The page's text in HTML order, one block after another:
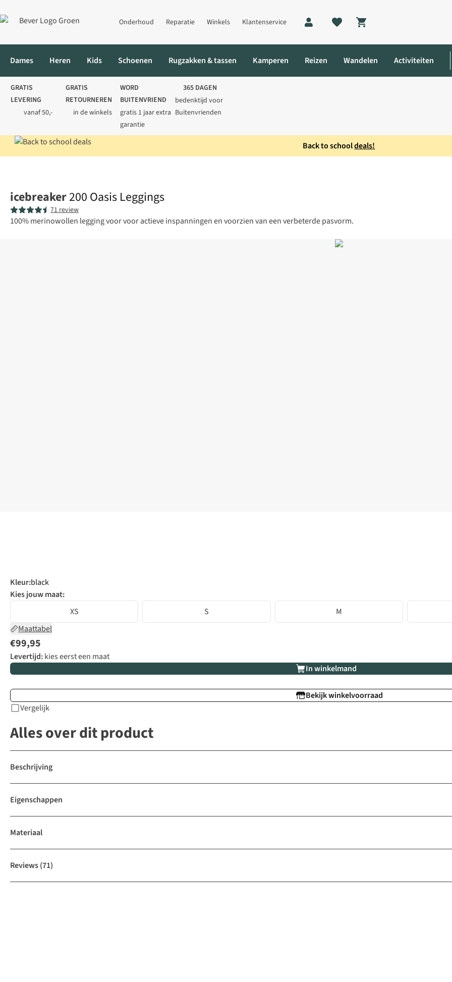
Onderhoud Reparatie Winkels Klantenservice
Shopping cart
Dames Heren Kids Schoenen Rugzakken & tassen Kamperen Reizen Wandelen Activiteiten
GRATIS
LEVERING
vanaf 50,-
GRATIS
RETOURNEREN
in de winkels
WORD
BUITENVRIEND
gratis 1 jaar extra
garantie
365 DAGEN
bedenktijd voor
Buitenvrienden
Back to schooldeals!
icebreaker200 Oasis Leggings
71 review
100% merinowollen legging voor voor actieve inspanningen en voorzien van een verbeterde pasvorm.
Kleur:black
Kies jouw maat:
XS
S
M
Maattabel
€99,95
Levertijd:kies eerst een maat
In winkelmand
Bekijk winkelvoorraad
Vergelijk
Alles over dit product
Beschrijving
Eigenschappen
Materiaal
Reviews(71)